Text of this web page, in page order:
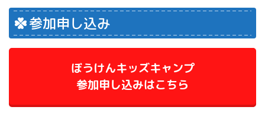
参加申し込み
ぼうけんキッズキャンプ
参加申し込みはこちら